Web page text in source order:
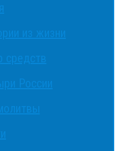
из жизни
средств
России